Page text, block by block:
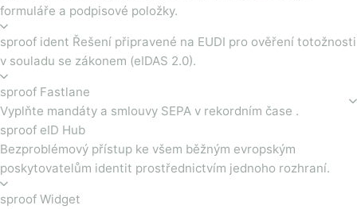
formuláře a podpisové položky.
sproof ident Řešení připravené na EUDI pro ověření totožnosti
v souladu se zákonem (eIDAS 2.0).
sproof Fastlane
Vyplňte mandáty a smlouvy SEPA v rekordním čase .
sproof eID Hub
Bezproblémový přístup ke všem běžným evropským
poskytovatelům identit prostřednictvím jednoho rozhraní.
sproof Widget